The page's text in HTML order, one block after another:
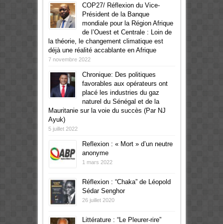
COP27/ Réflexion du Vice-
Président de la Banque
mondiale pour la Région Afrique
de l’Ouest et Centrale : Loin de
la théorie, le changement climatique est
déjà une réalité accablante en Afrique
7 novembre 2022
Chronique: Des politiques
favorables aux opérateurs ont
placé les industries du gaz
naturel du Sénégal et de la
Mauritanie sur la voie du succès (Par NJ
Ayuk)
5 juillet 2022
Reflexion : « Mort » d’un neutre
anonyme
1 mars 2022
Réflexion : “Chaka” de Léopold
Sédar Senghor
26 juillet 2020
Littérature : “Le Pleurer-rire”